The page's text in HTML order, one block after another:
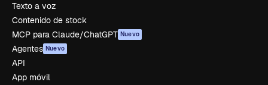
Texto a voz
Contenido de stock
MCP para Claude/ChatGPT Nuevo
Agentes Nuevo
API
App móvil